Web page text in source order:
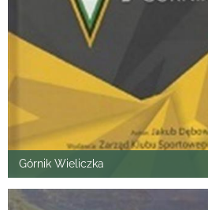
Górnik Wieliczka